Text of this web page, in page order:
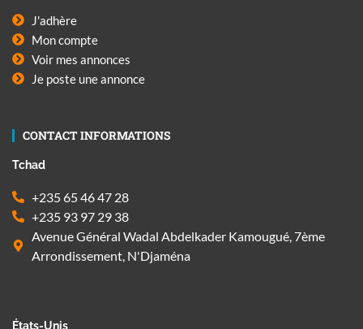
J'adhère
Mon compte
Voir mes annonces
Je poste une annonce
CONTACT INFORMATIONS
Tchad
+235 65 46 47 28
+235 93 97 29 38
Avenue Général Wadal Abdelkader Kamougué, 7ème
Arrondissement, N'Djaména
États-Unis